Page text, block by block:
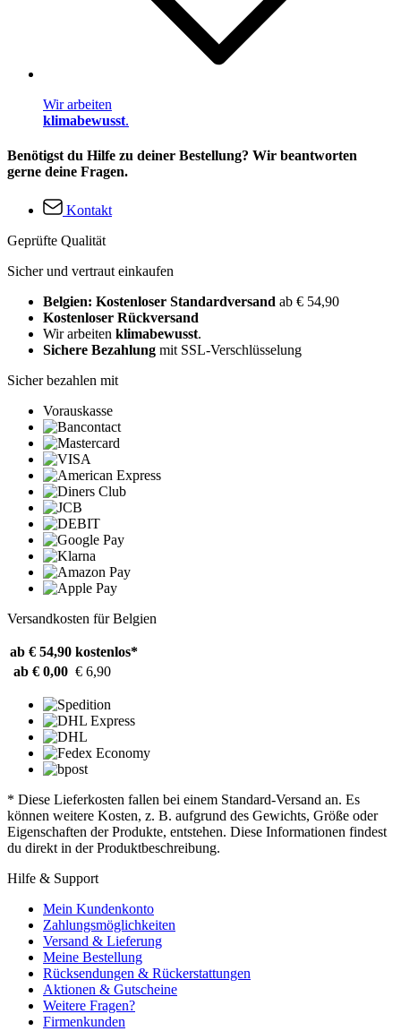
Wir arbeiten
klimabewusst.
Benötigst du Hilfe zu deiner Bestellung? Wir beantworten
gerne deine Fragen.
Kontakt
Geprüfte Qualität
Sicher und vertraut einkaufen
Belgien: Kostenloser Standardversand ab € 54,90
Kostenloser Rückversand
Wir arbeiten klimabewusst.
Sichere Bezahlung mit SSL-Verschlüsselung
Sicher bezahlen mit
Vorauskasse
Versandkosten für Belgien
ab € 54,90 kostenlos*
ab € 0,00 € 6,90
* Diese Lieferkosten fallen bei einem Standard-Versand an. Es
können weitere Kosten, z. B. aufgrund des Gewichts, Größe oder
Eigenschaften der Produkte, entstehen. Diese Informationen findest
du direkt in der Produktbeschreibung.
Hilfe & Support
Mein Kundenkonto
Zahlungsmöglichkeiten
Versand & Lieferung
Meine Bestellung
Rücksendungen & Rückerstattungen
Aktionen & Gutscheine
Weitere Fragen?
Firmenkunden